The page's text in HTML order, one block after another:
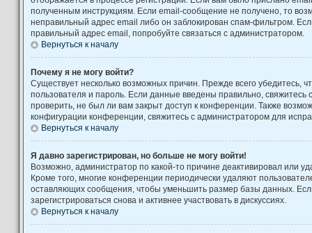
полученным инструкциям. Если email-сообщение не получено, то
неправильный адрес email либо он заблокирован спам-фильтром.
правильный адрес email, попробуйте связаться с администратором.
Вернуться к началу
Почему я не могу войти?
Существует несколько возможных причин. Прежде всего убедитесь,
пользователя и пароль. Если данные введены правильно, свяжитесь
проверить, не был ли вам закрыт доступ к конференции. Также
конфигурации конференции, свяжитесь с администратором для
Вернуться к началу
Я давно зарегистрирован, но больше не могу войти!
Возможно, администратор по какой-то причине деактивировал или
Кроме того, многие конференции периодически удаляют
оставляющих сообщения, чтобы уменьшить размер базы данных.
зарегистрироваться снова и активнее участвовать в дискуссиях.
Вернуться к началу